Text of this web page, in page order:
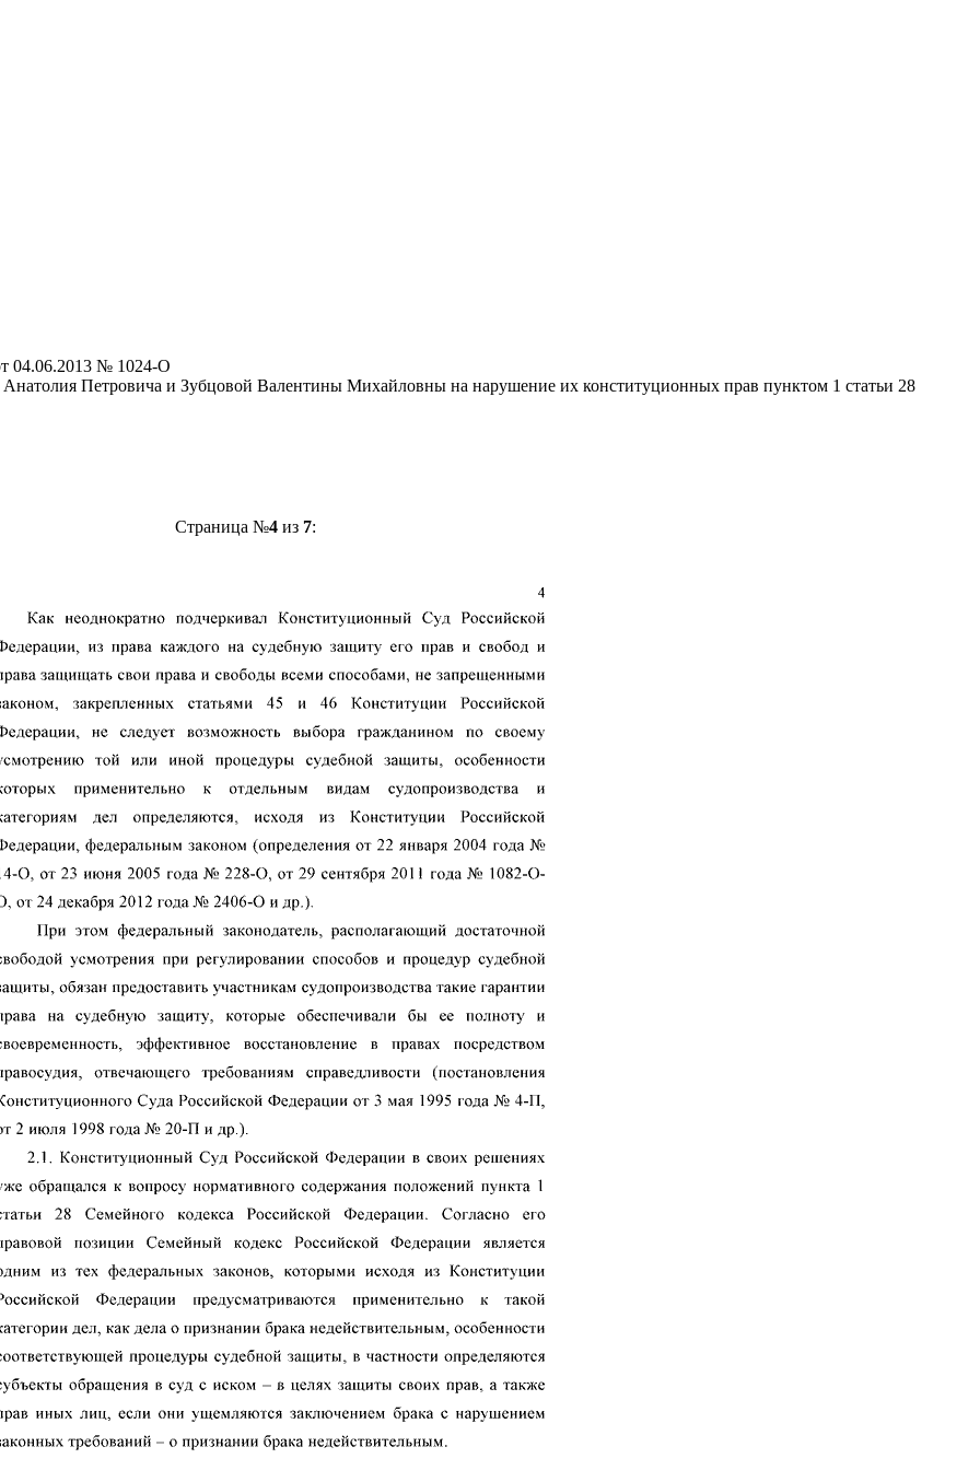
04.06.2013 № 1024-О
Петровича и Зубцовой Валентины Михайловны на нарушение их конституционных прав пунктом 1 статьи 28
Страница №4из 7: